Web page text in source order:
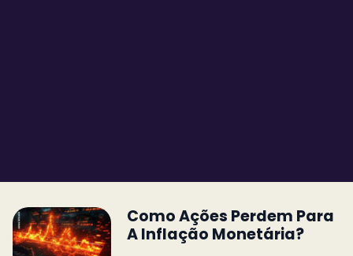
Como Ações Perdem Para
A Inflação Monetária?